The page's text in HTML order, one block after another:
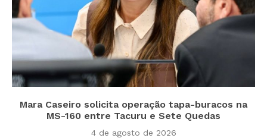
Mara Caseiro solicita operação tapa-buracos na
MS-160 entre Tacuru e Sete Quedas
4 de agosto de 2026